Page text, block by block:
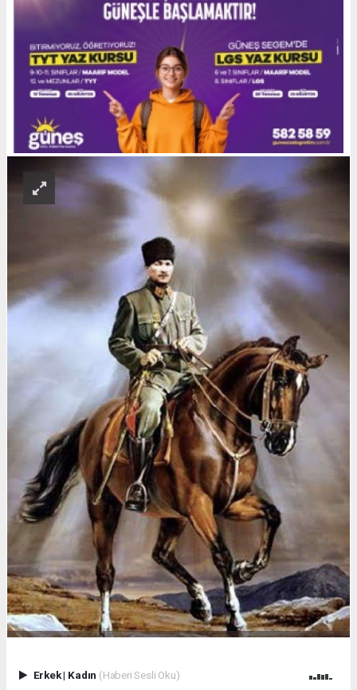
Erkek| Kadın (Haberi Sesli Oku)